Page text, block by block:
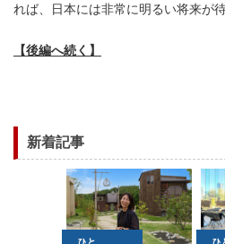
れば、日本には非常に明るい将来が
【後編へ続く】
新着記事